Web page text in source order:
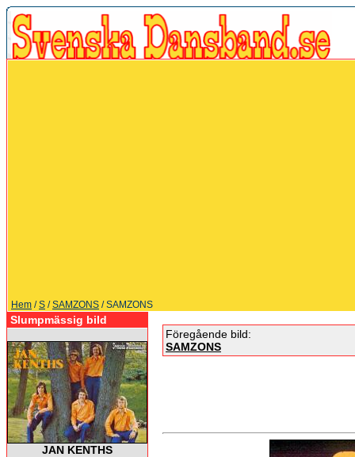
Hem /S /SAMZONS / SAMZONS
Slumpmässig bild
JAN KENTHS
Föregående bild:
SAMZONS